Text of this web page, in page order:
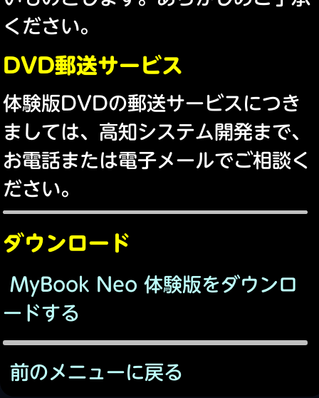
ください。
DVD郵送サービス
体験版DVDの郵送サービスにつき
ましては、高知システム開発まで、
お電話または電子メールでご相談く
ださい。
ダウンロード
MyBook Neo 体験版をダウンロ
ードする
前のメニューに戻る